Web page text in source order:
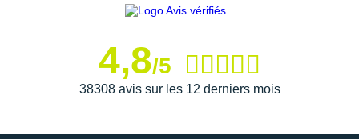
4,8/5
38308 avis sur les 12 derniers mois